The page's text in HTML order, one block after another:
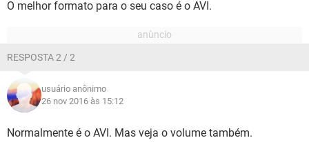
O melhor formato para o seu caso é o AVI.
RESPOSTA 2 / 2
usuário anônimo
26 nov 2016 às 15:12
Normalmente é o AVI. Mas veja o volume também.